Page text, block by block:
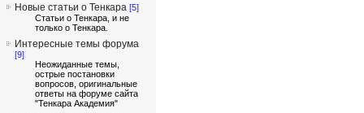
Новые статьи о Тенкара [5]
Статьи о Тенкара, и не
только о Тенкара.
Интересные темы форума
[9]
Неожиданные темы,
острые постановки
вопросов, оригинальные
ответы на форуме сайта
"Тенкара Академия"